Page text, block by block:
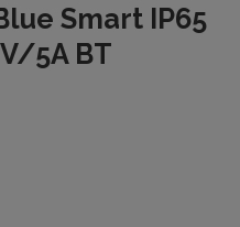
Smart IP65
5A BT